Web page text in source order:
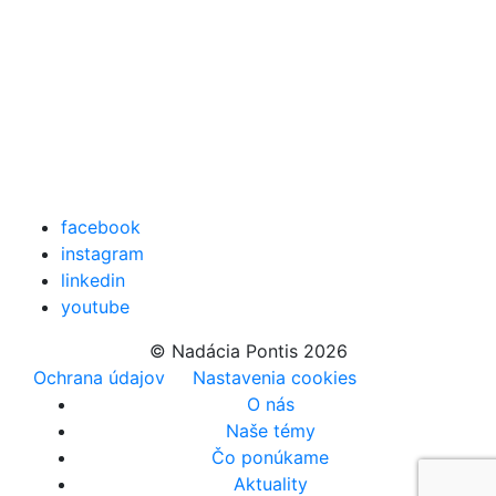
facebook
instagram
linkedin
youtube
© Nadácia Pontis 2026
Ochrana údajov
Nastavenia cookies
O nás
Naše témy
Čo ponúkame
Aktuality